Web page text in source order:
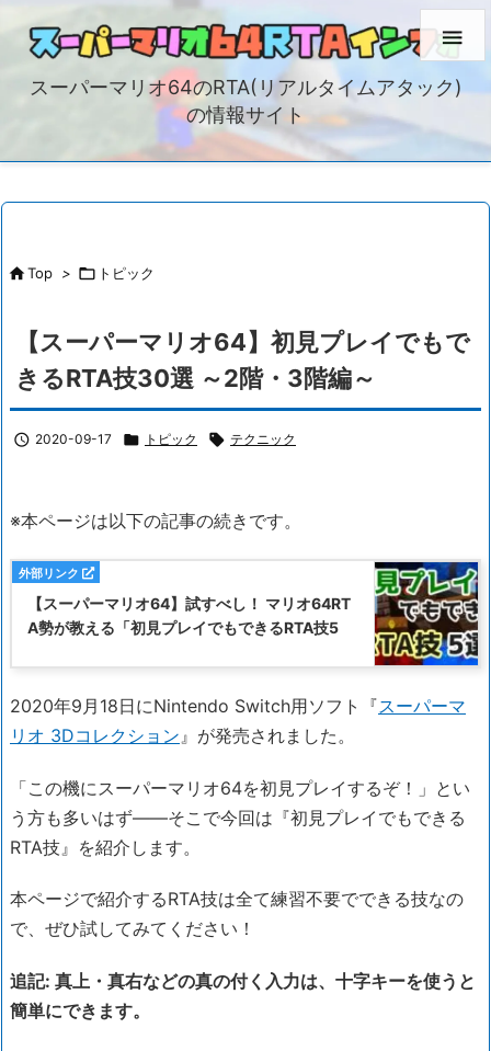
スーパーマリオ64のRTA(リアルタイムアタック)
の情報サイト

Top >  トピック
【スーパーマリオ64】初見プレイでもで
きるRTA技30選 ～2階・3階編～
 2020-09-17  トピック  テクニック
※本ページは以下の記事の続きです。
【スーパーマリオ64】試すべし！ マリオ64RT
A勢が教える「初見プレイでもできるRTA技5
2020年9月18日にNintendo Switch用ソフト『スーパーマ
リオ 3Dコレクション 』が発売されました。
「この機にスーパーマリオ64を初見プレイするぞ！」とい
う方も多いはず――そこで今回は『初見プレイでもできる
RTA技』を紹介します。
本ページで紹介するRTA技は全て練習不要でできる技なの
で、ぜひ試してみてください！
追記: 真上・真右などの真の付く入力は、十字キーを使うと
簡単にできます。